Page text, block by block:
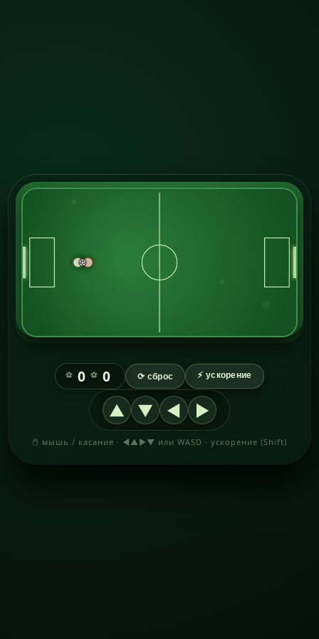
⚽ 0 ⚽ 0 ⟳ сброс ⚡ ускорение
▲ ▼ ◀ ▶
🖱 мышь / касание · ◀▲▶▼ или WASD · ускорение (Shift)